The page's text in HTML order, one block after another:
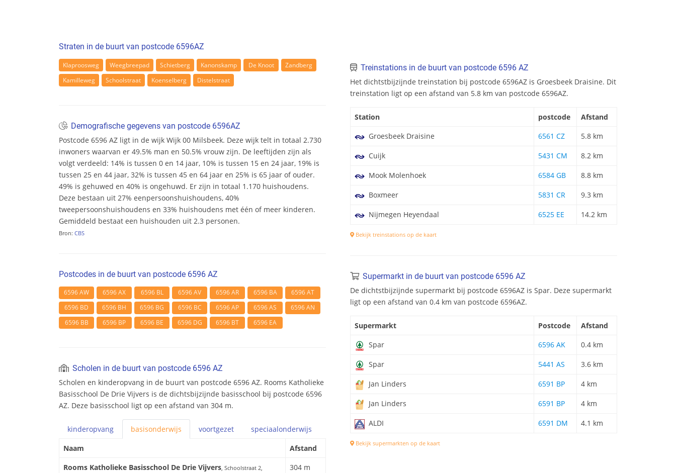
Straten in de buurt van postcode 6596AZ
Klaproosweg Weegbreepad Schietberg Kanonskamp De Knoot
Zandberg
Kamilleweg
Schoolstraat Koenselberg Distelstraat
Demografische gegevens van postcode 6596AZ
Postcode 6596 AZ ligt in de wijk Wijk 00 Milsbeek. Deze wijk telt in totaal 2.730
inwoners waarvan er 49.5% man en 50.5% vrouw zijn. De leeftijden zijn als
volgt verdeeld: 14% is tussen 0 en 14 jaar, 10% is tussen 15 en 24 jaar, 19% is
tussen 25 en 44 jaar, 32% is tussen 45 en 64 jaar en 25% is 65 jaar of ouder.
49% is gehuwed en 40% is ongehuwd. Er zijn in totaal 1.170 huishoudens.
Deze bestaan uit 27% eenpersoonshuishoudens, 40%
tweepersoonshuishoudens en 33% huishoudens met één of meer kinderen.
Gemiddeld bestaat een huishouden uit 2.3 personen.
Bron: CBS
Postcodes in de buurt van postcode 6596 AZ
6596 AW 6596 AX 6596 BL 6596 AV 6596 AR 6596 BA
6596 AT
6596 BD
6596 BH 6596 BG 6596 BC 6596 AP 6596 AS
6596 AN
6596 BB
6596 BP 6596 BE 6596 DG 6596 BT 6596 EA
Scholen in de buurt van postcode 6596 AZ
Scholen en kinderopvang in de buurt van postcode 6596 AZ. Rooms Katholieke
Basisschool De Drie Vijvers is de dichtsbijzijnde basisschool bij postcode 6596
AZ. Deze basisschool ligt op een afstand van 304 m.
kinderopvang basisonderwijs voortgezet speciaalonderwijs
Naam
Afstand
Rooms Katholieke Basisschool De Drie Vijvers, Schoolstraat 2,
304 m
Treinstations in de buurt van postcode 6596 AZ
Het dichtstbijzijnde treinstation bij postcode 6596AZ is Groesbeek Draisine. Dit
treinstation ligt op een afstand van 5.8 km van postcode 6596AZ.
Station postcode
Afstand
Groesbeek Draisine
6561 CZ 5.8 km
Cuijk 5431 CM 8.2 km
Mook Molenhoek 6584 GB 8.8 km
Boxmeer 5831 CR 9.3 km
Nijmegen Heyendaal 6525 EE 14.2 km
Bekijk treinstations op de kaart
Supermarkt in de buurt van postcode 6596 AZ
De dichtstbijzijnde supermarkt bij postcode 6596AZ is Spar. Deze supermarkt
ligt op een afstand van 0.4 km van postcode 6596AZ.
Supermarkt Postcode
Afstand
Spar
6596 AK 0.4 km
Spar 5441 AS 3.6 km
Jan Linders 6591 BP 4 km
Jan Linders 6591 BP 4 km
ALDI 6591 DM 4.1 km
Bekijk supermarkten op de kaart